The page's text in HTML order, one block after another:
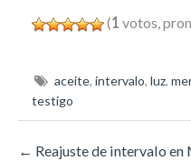
(1 votos,
aceite, intervalo, luz,
testigo
← Reajuste de intervalo